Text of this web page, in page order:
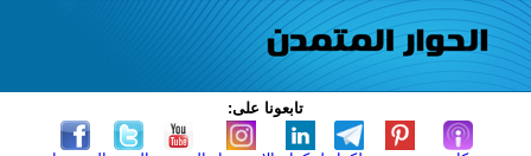
تابعونا على: